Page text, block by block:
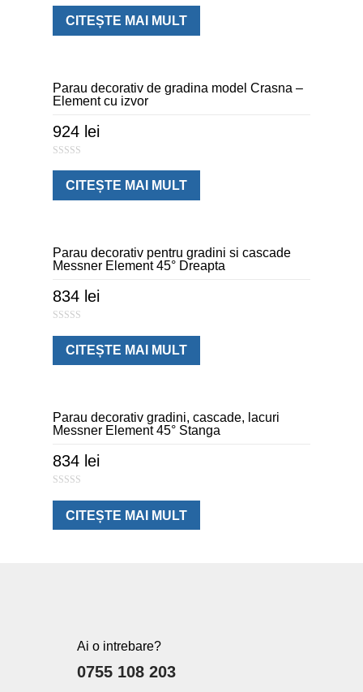
o
o
CITEȘTE MAI MULT
Parau decorativ de gradina model Crasna –
Element cu izvor
924 lei
o
o
CITEȘTE MAI MULT
Parau decorativ pentru gradini si cascade
Messner Element 45° Dreapta
834 lei
o
o
CITEȘTE MAI MULT
Parau decorativ gradini, cascade, lacuri
Messner Element 45° Stanga
834 lei
o
o
CITEȘTE MAI MULT
Ai o intrebare?
0755 108 203